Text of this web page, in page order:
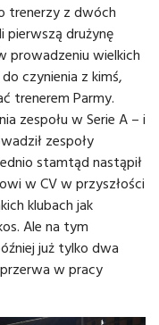
trenerzy z dwóch
pierwszą drużynę
prowadzeniu wielkich
czynienia z kimś,
trenerem Parmy.
zespołu w Serie A – i
zespoły
stamtąd nastąpił
w CV w przyszłości
klubach jak
Ale na tym
już tylko dwa
w pracy